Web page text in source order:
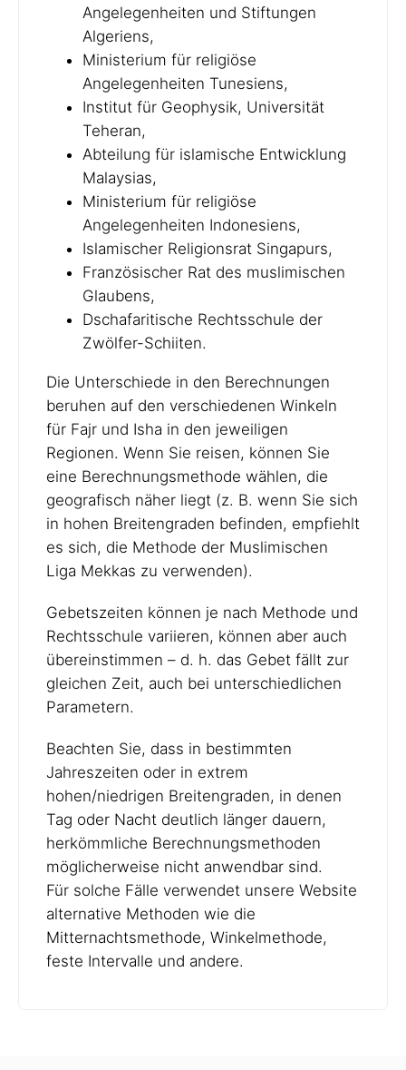
Angelegenheiten und Stiftungen
Algeriens,
Ministerium für religiöse
Angelegenheiten Tunesiens,
Institut für Geophysik, Universität
Teheran,
Abteilung für islamische Entwicklung
Malaysias,
Ministerium für religiöse
Angelegenheiten Indonesiens,
Islamischer Religionsrat Singapurs,
Französischer Rat des muslimischen
Glaubens,
Dschafaritische Rechtsschule der
Zwölfer-Schiiten.
Die Unterschiede in den Berechnungen
beruhen auf den verschiedenen Winkeln
für Fajr und Isha in den jeweiligen
Regionen. Wenn Sie reisen, können Sie
eine Berechnungsmethode wählen, die
geografisch näher liegt (z. B. wenn Sie sich
in hohen Breitengraden befinden, empfiehlt
es sich, die Methode der Muslimischen
Liga Mekkas zu verwenden).
Gebetszeiten können je nach Methode und
Rechtsschule variieren, können aber auch
übereinstimmen – d. h. das Gebet fällt zur
gleichen Zeit, auch bei unterschiedlichen
Parametern.
Beachten Sie, dass in bestimmten
Jahreszeiten oder in extrem
hohen/niedrigen Breitengraden, in denen
Tag oder Nacht deutlich länger dauern,
herkömmliche Berechnungsmethoden
möglicherweise nicht anwendbar sind.
Für solche Fälle verwendet unsere Website
alternative Methoden wie die
Mitternachtsmethode, Winkelmethode,
feste Intervalle und andere.